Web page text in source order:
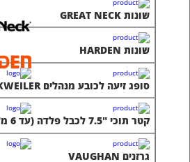
שונות GREAT NECK
שונות HARDEN
סופג זיעה לכובע מנהלים LOCKWEILER
קטר תוכי "7.5 לכבל פלדה (עד 6 מ"מ) HIT
גרזנים VAUGHAN